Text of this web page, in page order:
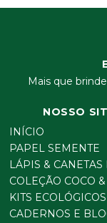
Mais que
NOSSO
INÍCIO
PAPEL SEMENTE
LÁPIS & CANETAS
COLEÇÃO COCO
KITS ECOLÓGICOS
CADERNOS E